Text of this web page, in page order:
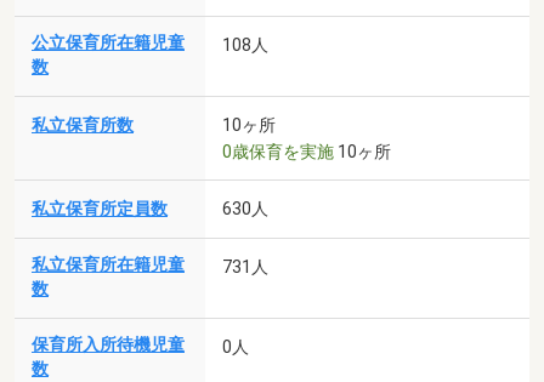
公立保育所在籍児童
数
108人
私立保育所数
10ヶ所
0歳保育を実施 10ヶ所
私立保育所定員数 630人
私立保育所在籍児童
数
731人
保育所入所待機児童
数
0人